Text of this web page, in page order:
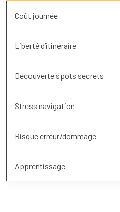
Coût journée
Liberté d’itinéraire
Découverte spots secrets
Stress navigation
Risque erreur/dommage
Apprentissage